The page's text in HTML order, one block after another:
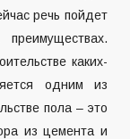
речь пойдет
каких-
одним из
пола – это
из цемента и